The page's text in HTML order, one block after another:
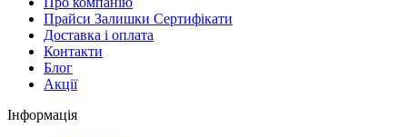
Прайси Залишки Сертифікати
Доставка і оплата
Контакти
Блог
Акції
Інформація